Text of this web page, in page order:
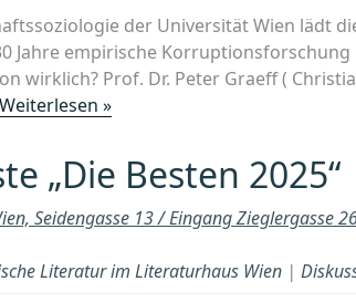
Wandel
und
sozialer
der Universität Wien lädt
Jahre empirische Korruptionsforschung
wirklich? Prof. Dr. Peter Graeff (
Weiterlesen »„Vortrag:
Jahre
empirische
Korruptionsforschung
kein
Ende:
„Die Besten 2025“
Seidengasse 13 / Eingang Zieglergasse
Literatur im Literaturhaus Wien |